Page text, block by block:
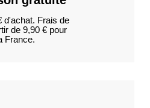
d'achat. Frais de
de 9,90 € pour
France.